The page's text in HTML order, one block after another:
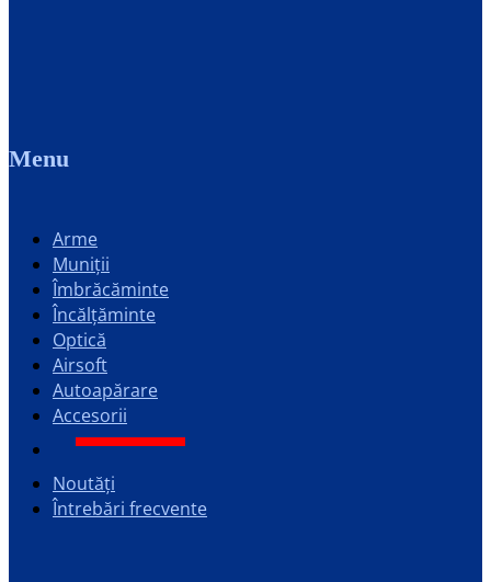
Menu
Arme
Muniții
Îmbrăcăminte
Încălțăminte
Optică
Airsoft
Autoapărare
Accesorii
Noutăți
Întrebări frecvente